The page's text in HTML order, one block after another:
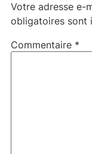
Votre adresse e-
obligatoires sont
Commentaire *